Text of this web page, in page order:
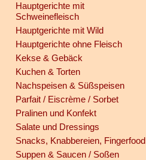
Hauptgerichte mit
Schweinefleisch
Hauptgerichte mit Wild
Hauptgerichte ohne Fleisch
Kekse & Gebäck
Kuchen & Torten
Nachspeisen & Süßspeisen
Parfait / Eiscrème / Sorbet
Pralinen und Konfekt
Salate und Dressings
Snacks, Knabbereien, Fingerfood
Suppen & Saucen / Soßen